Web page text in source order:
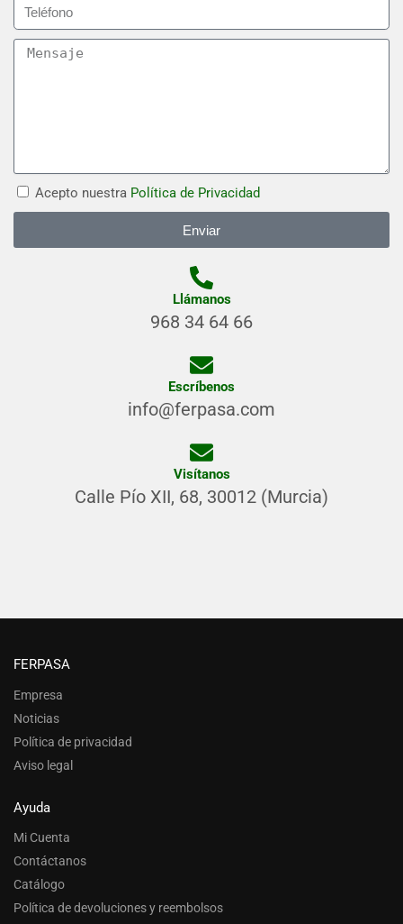
Acepto nuestra Política de Privacidad
Enviar
Llámanos
968 34 64 66
Escríbenos
info@ferpasa.com
Visítanos
Calle Pío XII, 68, 30012 (Murcia)
FERPASA
Empresa
Noticias
Política de privacidad
Aviso legal
Ayuda
Mi Cuenta
Contáctanos
Catálogo
Política de devoluciones y reembolsos